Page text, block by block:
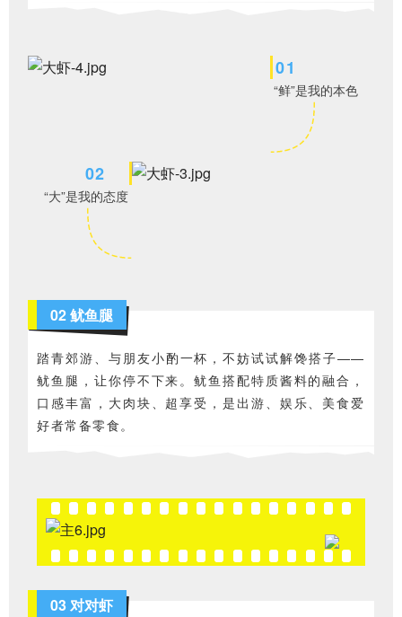
01
“鲜”是我的本色
02
“大”是我的态度
02 鱿鱼腿
踏青郊游、与朋友小酌一杯，不妨试试解馋搭子——
鱿鱼腿，让你停不下来。鱿鱼搭配特质酱料的融合，
口感丰富，大肉块、超享受，是出游、娱乐、美食爱
好者常备零食。
03 对对虾